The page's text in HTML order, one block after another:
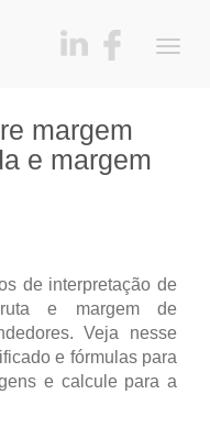
margem
e margem
de interpretação de
e margem de
Veja nesse
e fórmulas para
e calcule para a